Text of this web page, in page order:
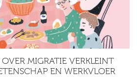
MIGRATIE VERKLEINT
EN WERKVLOER